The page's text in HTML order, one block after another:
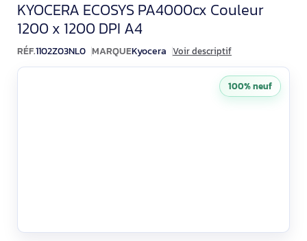
Kyocera ECOSYS
KYOCERA ECOSYS PA4000cx Couleur
1200 x 1200 DPI A4
RÉF.1102Z03NL0 MARQUEKyocera Voir descriptif
100% neuf